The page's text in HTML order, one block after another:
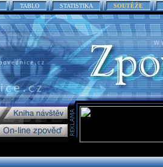
TABLO STATISTIKA SOUTĚŽE